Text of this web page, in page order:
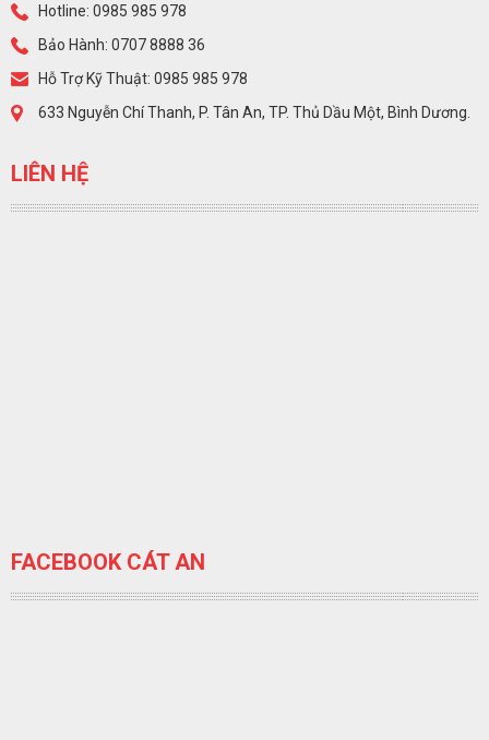
Hotline: 0985 985 978
Bảo Hành: 0707 8888 36
Hỗ Trợ Kỹ Thuật: 0985 985 978
633 Nguyễn Chí Thanh, P. Tân An, TP. Thủ Dầu Một, Bình Dương.
LIÊN HỆ
FACEBOOK CÁT AN